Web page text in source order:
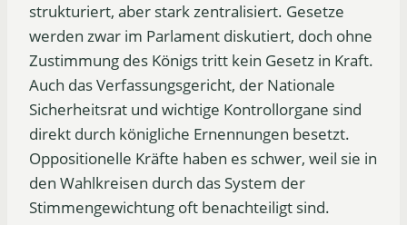
strukturiert, aber stark zentralisiert. Gesetze
werden zwar im Parlament diskutiert, doch ohne
Zustimmung des Königs tritt kein Gesetz in Kraft.
Auch das Verfassungsgericht, der Nationale
Sicherheitsrat und wichtige Kontrollorgane sind
direkt durch königliche Ernennungen besetzt.
Oppositionelle Kräfte haben es schwer, weil sie in
den Wahlkreisen durch das System der
Stimmengewichtung oft benachteiligt sind.